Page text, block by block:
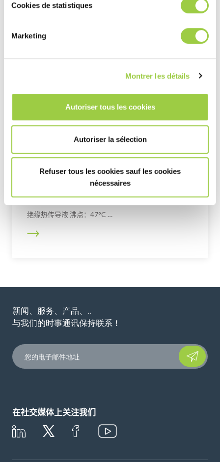
Cookies de statistiques
Marketing
Montrer les détails
Autoriser tous les cookies
Autoriser la sélection
Refuser tous les cookies sauf les cookies
nécessaires
Post navigation
英飞特化学公司对
承诺
Next article
新春快乐 · 2026马
THERMASOLV IM6
绝缘热传导液 沸点：47°C …
新闻、服务、产品、..
与我们的时事通讯保持联系！
Please
在社交媒体上关注我们